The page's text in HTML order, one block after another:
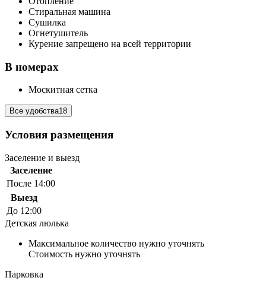
Стиральная машина
Сушилка
Огнетушитель
Курение запрещено на всей территории
В номерах
Москитная сетка
Все удобства18
Условия размещения
Заселение и выезд
Заселение
После 14:00
Выезд
До 12:00
Детская люлька
Максимальное количество нужно уточнять
Стоимость нужно уточнять
Парковка